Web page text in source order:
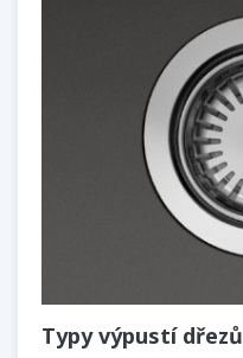
Typy výpustí dřezů